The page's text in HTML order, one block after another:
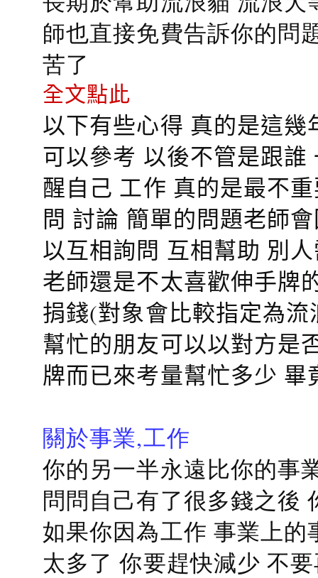
師也直接免費告訴你的問
苦了
全文點此
以下有些心得 真的是這
可以參考 以後不管是跟
醒自己 工作 真的是最不
問 討論 簡單的問題老師
以互相詢問 互相幫助 別
老師還是不太喜歡伸手牌
捐錢(對象會比較指定為
幫忙的朋友可以以對方是
牌而已來考量幫忙多少
關於事業,工作
你的另一半永遠比你的事
問問自己有了很多錢之後
如果你因為工作 事業上
太多了 你要趕快減少 不